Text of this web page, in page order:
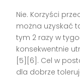
Nie. Korzyści
można uzyskać
tym 2 razy w
konsekwentnie
[5][6]. Cel w
dla dobrze